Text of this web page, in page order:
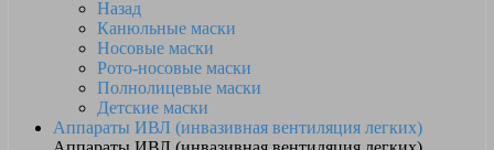
Назад
Канюльные маски
Носовые маски
Рото-носовые маски
Полнолицевые маски
Детские маски
Аппараты ИВЛ (инвазивная вентиляция легких)